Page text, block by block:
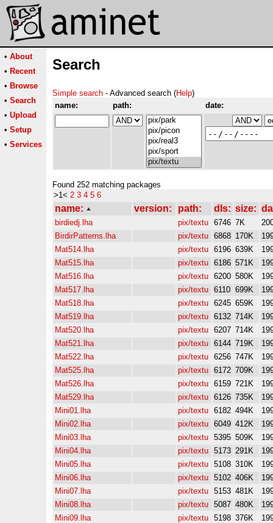
• About
• Recent
• Browse
• Search
• Upload
• Setup
• Services
Search
Simple search - Advanced search (Help)
name:
path: date:
Found 252 matching packages
>1< 2 3 4 5 6
name: version: path: dls: size:
birdiedj.lha pix/textu 6746 7K
BirdirPatterns.lha
pix/textu 6868 170K
Mat514.lha
pix/textu 6196 639K
Mat515.lha
pix/textu 6186 571K
Mat516.lha
pix/textu 6200 580K
Mat517.lha
pix/textu 6110 699K
Mat518.lha
pix/textu 6245 659K
Mat519.lha
pix/textu 6132 714K
Mat520.lha
pix/textu 6207 714K
Mat521.lha
pix/textu 6144 719K
Mat522.lha
pix/textu 6256 747K
Mat525.lha
pix/textu 6172 709K
Mat526.lha
pix/textu 6159 721K
Mat529.lha
pix/textu 6126 735K
Mini01.lha
pix/textu 6182 494K
Mini02.lha
pix/textu 6049 412K
Mini03.lha
pix/textu 5395 509K
Mini04.lha
pix/textu 5173 291K
Mini05.lha
pix/textu 5108 310K
Mini06.lha
pix/textu 5102 406K
Mini07.lha
pix/textu 5153 481K
Mini08.lha
pix/textu 5087 480K
Mini09.lha
pix/textu 5198 376K